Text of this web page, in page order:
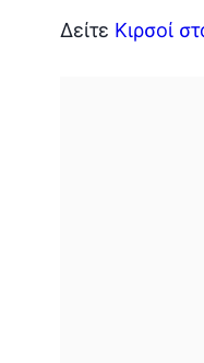
Δείτε Κιρσοί